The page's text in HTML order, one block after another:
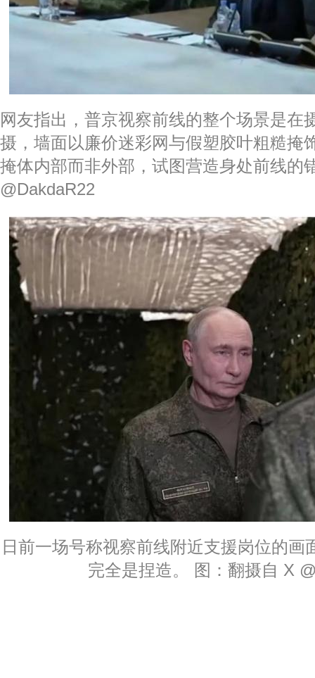
网友指出，普京视察前线的整个场景是在
摄，墙面以廉价迷彩网与假塑胶叶粗糙掩
掩体内部而非外部，试图营造身处前线的
@DakdaR22
日前一场号称视察前线附近支援岗位的画
完全是捏造。 图：翻摄自 X